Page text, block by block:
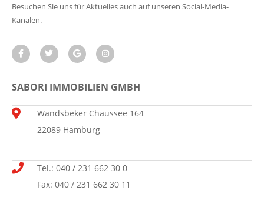
Besuchen Sie uns für Aktuelles auch auf unseren Social-Media-
Kanälen.
SABORI IMMOBILIEN GMBH
Wandsbeker Chaussee 164
22089 Hamburg
Tel.: 040 / 231 662 30 0
Fax: 040 / 231 662 30 11